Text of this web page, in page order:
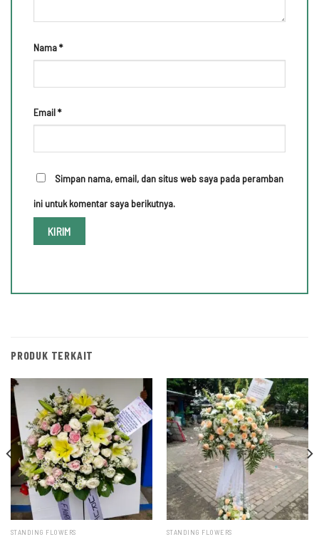
Nama*
Email*
Simpan nama, email, dan situs web saya pada peramban
ini untuk komentar saya berikutnya.
PRODUK TERKAIT
STANDING FLOWERS STANDING FLOWERS